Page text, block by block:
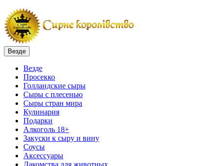
Везде
Везде
Просекко
Голландские сыры
Сыры с плесенью
Сыры стран мира
Кулинария
Подарки
Алкоголь 18+
Закуски к сыру и вину
Соусы
Аксессуары
Лакомства для животных